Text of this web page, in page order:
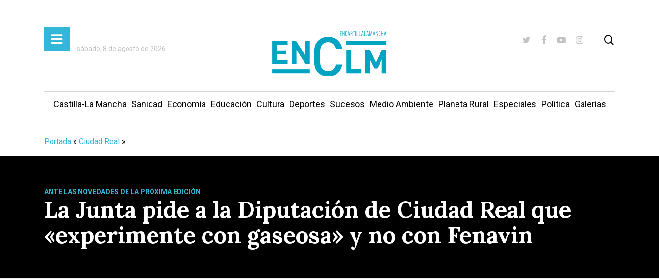
sábado, 8 de agosto de 2026
Castilla-La Mancha Sanidad Economía Educación Cultura Deportes Sucesos Medio Ambiente Planeta Rural Especiales Política Galerías
Portada » Ciudad Real »
ANTE LAS NOVEDADES DE LA PRÓXIMA EDICIÓN
La Junta pide a la Diputación de Ciudad Real que
«experimente con gaseosa» y no con Fenavin